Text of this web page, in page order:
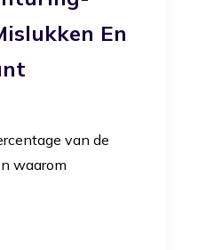
En
van de
waarom